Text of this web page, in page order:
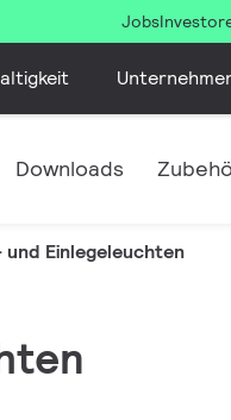
Jobs
Downloads
und Einlegeleuchten